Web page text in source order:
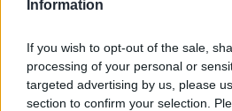
Information
If you wish to opt-out of the sale,
processing of your personal or
targeted advertising by us, please
section to confirm your selection.